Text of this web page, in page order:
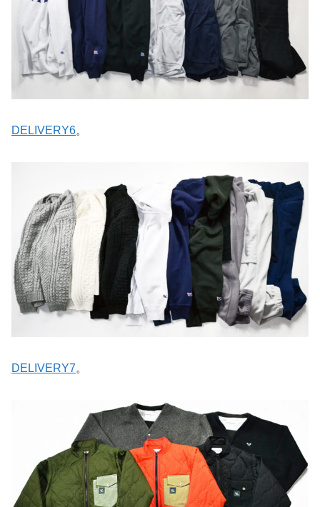
DELIVERY6。
DELIVERY7。